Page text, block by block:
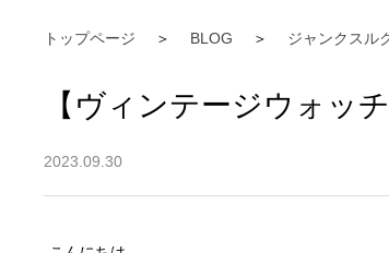
トップページ BLOG ジャンクスル
【ヴィンテージウォッ
2023.09.30